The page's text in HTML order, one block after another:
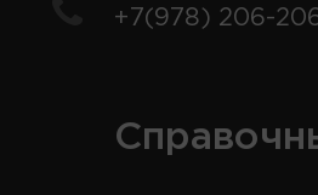
+7(978) 206-